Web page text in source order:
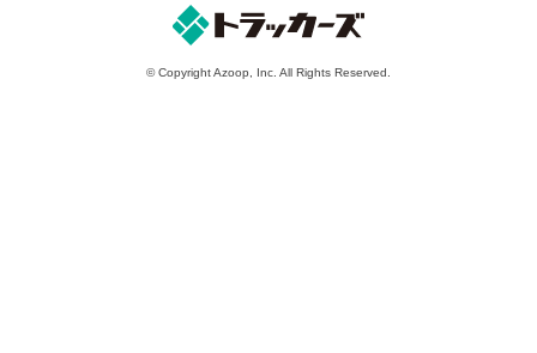
© Copyright Azoop, Inc. All Rights Reserved.